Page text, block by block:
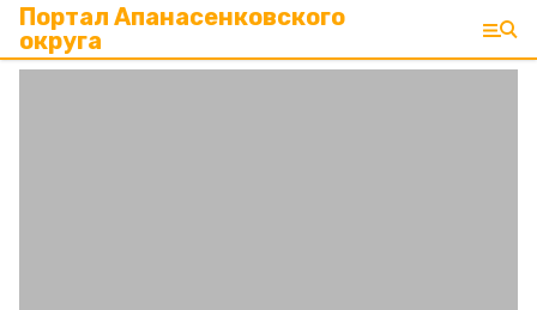
Портал Апанасенковского
округа